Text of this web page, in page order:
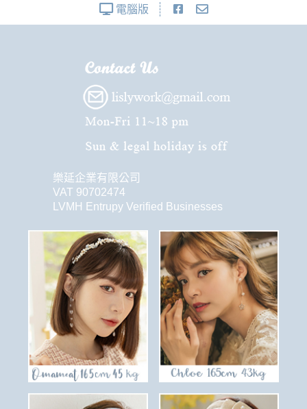
電腦版
樂延企業有限公司
VAT 90702474
LVMH Entrupy Verified Businesses